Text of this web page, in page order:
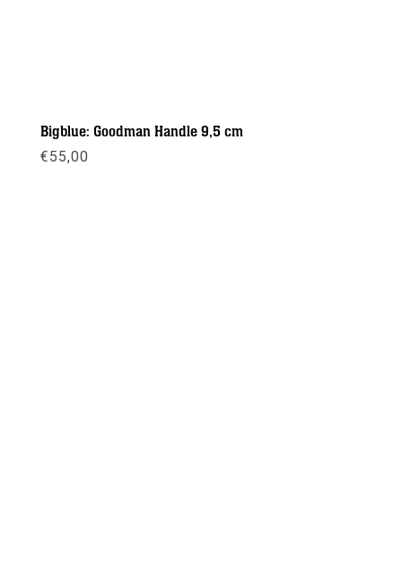
Bigblue: Goodman Handle 9,5 cm
€55,00